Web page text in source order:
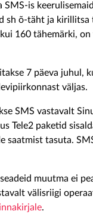
SMS-is
sh õ-täht ja kirillitsa
160 tähemärki, on
7 päeva juhul,
väljas.
SMS vastavalt
Tele2 paketid
saatmist tasuta.
seadeid muutma ei
välisriigi
.